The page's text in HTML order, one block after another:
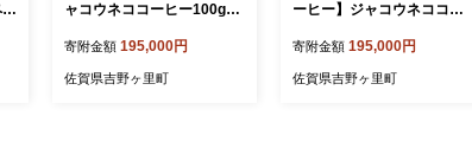
ャコウネココーヒー100g×2
R026]
寄附金額 195,000円
佐賀県吉野ヶ里町
ーヒー】ジャコウネココー
計600g吉野ヶ里町[FBR01
4]
寄附金額 195,000円
佐賀県吉野ヶ里町